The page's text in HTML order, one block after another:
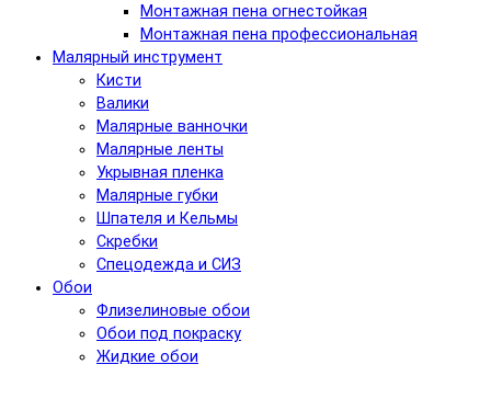
Монтажная пена огнестойкая
Монтажная пена профессиональная
Малярный инструмент
Кисти
Валики
Малярные ванночки
Малярные ленты
Укрывная пленка
Малярные губки
Шпателя и Кельмы
Скребки
Спецодежда и СИЗ
Обои
Флизелиновые обои
Обои под покраску
Жидкие обои